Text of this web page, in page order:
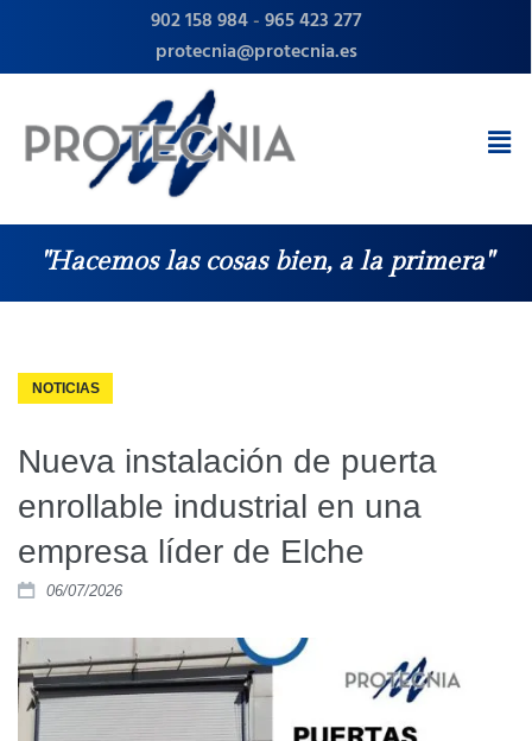
902 158 984-965 423 277
protecnia@protecnia.es
"Hacemos las cosas bien, a la primera"
NOTICIAS
Nueva instalación de puerta
enrollable industrial en una
empresa líder de Elche
06/07/2026